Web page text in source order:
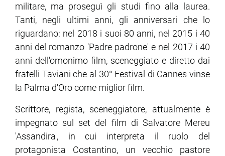
militare, ma proseguì gli studi fino alla laurea.
Tanti, negli ultimi anni, gli anniversari che lo
riguardano: nel 2018 i suoi 80 anni, nel 2015 i 40
anni del romanzo 'Padre padrone' e nel 2017 i 40
anni dell'omonimo film, sceneggiato e diretto dai
fratelli Taviani che al 30° Festival di Cannes vinse
la Palma d'Oro come miglior film.
Scrittore, regista, sceneggiatore, attualmente è
impegnato sul set del film di Salvatore Mereu
'Assandira', in cui interpreta il ruolo del
protagonista Costantino, un vecchio pastore